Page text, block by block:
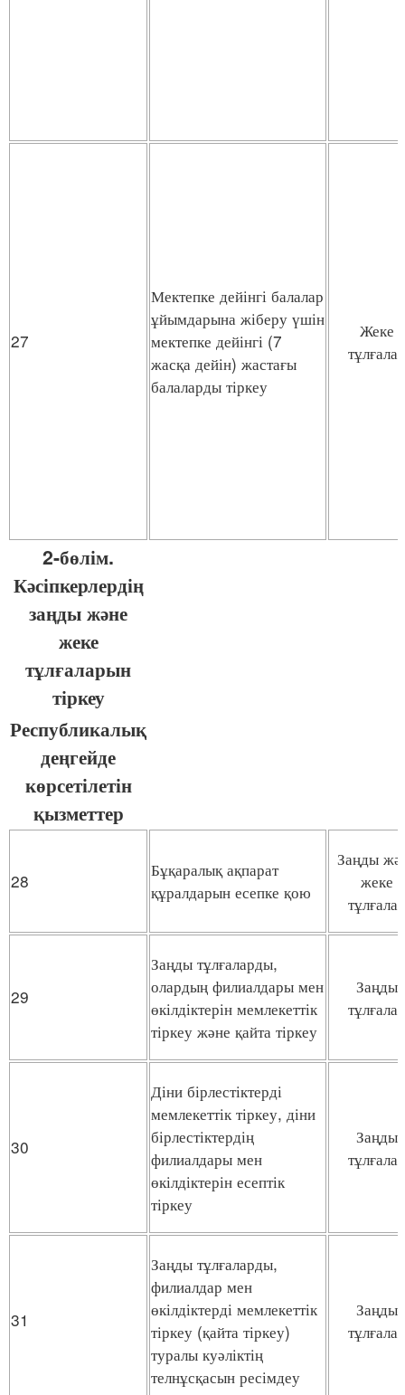
27
Мектепке дейінгі балалар
ұйымдарына жіберу үшін
мектепке дейінгі (7
жасқа дейін) жастағы
балаларды тіркеу
Жеке
тұлғалар
2-бөлім.
Кәсіпкерлердің
заңды және
жеке
тұлғаларын
тіркеу
Республикалық
деңгейде
көрсетілетін
қызметтер
28
Бұқаралық ақпарат
құралдарын есепке қою
Заңды
жеке
тұлғалар
29
Заңды тұлғаларды,
олардың филиалдары мен
өкілдіктерін мемлекеттік
тіркеу және қайта тіркеу
Заңды
тұлғалар
30
Діни бірлестіктерді
мемлекеттік тіркеу, діни
бірлестіктердің
филиалдары мен
өкілдіктерін есептік
тіркеу
Заңды
тұлғалар
31
Заңды тұлғаларды,
филиалдар мен
өкілдіктерді мемлекеттік
тіркеу (қайта тіркеу)
туралы куәліктің
телнұсқасын ресімдеу
Заңды
тұлғалар